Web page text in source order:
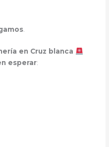
.
en Cruz blanca
esperar: